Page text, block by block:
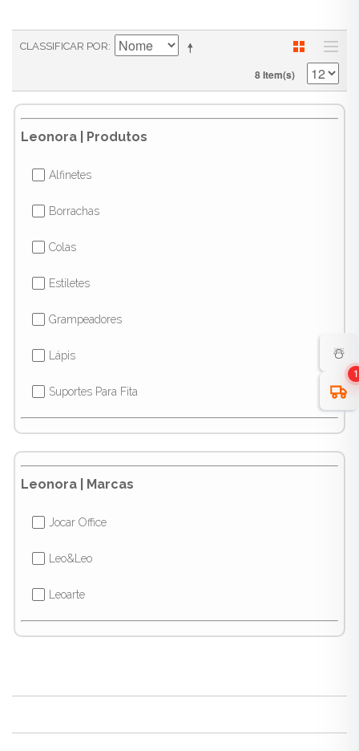
CLASSIFICAR POR
8 Item(s)
Leonora | Produtos
Alfinetes
Borrachas
Colas
Estiletes
Grampeadores
Lápis
Suportes Para Fita
Leonora | Marcas
Jocar Office
Leo&Leo
Leoarte
☃️
1